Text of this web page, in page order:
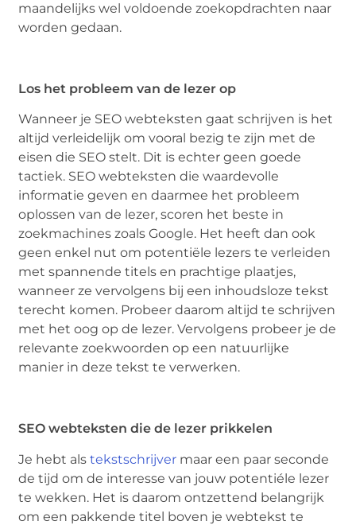
maandelijks wel voldoende zoekopdrachten naar
worden gedaan.
Los het probleem van de lezer op
Wanneer je SEO webteksten gaat schrijven is het
altijd verleidelijk om vooral bezig te zijn met de
eisen die SEO stelt. Dit is echter geen goede
tactiek. SEO webteksten die waardevolle
informatie geven en daarmee het probleem
oplossen van de lezer, scoren het beste in
zoekmachines zoals Google. Het heeft dan ook
geen enkel nut om potentiële lezers te verleiden
met spannende titels en prachtige plaatjes,
wanneer ze vervolgens bij een inhoudsloze tekst
terecht komen. Probeer daarom altijd te schrijven
met het oog op de lezer. Vervolgens probeer je de
relevante zoekwoorden op een natuurlijke
manier in deze tekst te verwerken.
SEO webteksten die de lezer prikkelen
Je hebt alstekstschrijver maar een paar seconde
de tijd om de interesse van jouw potentiéle lezer
te wekken. Het is daarom ontzettend belangrijk
om een pakkende titel boven je webtekst te